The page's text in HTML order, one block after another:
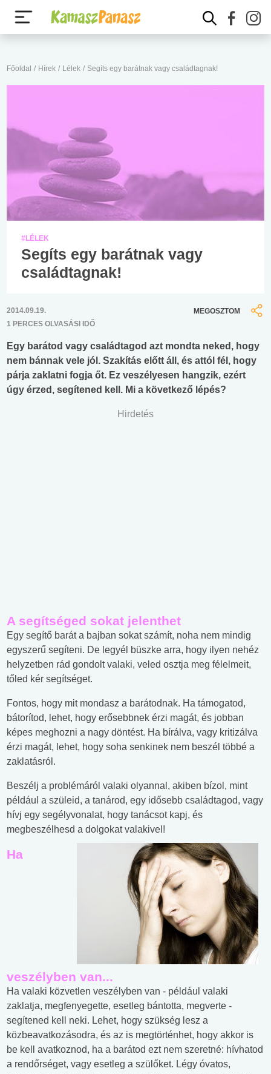
Főoldal / Hírek / Lélek / Segíts egy barátnak vagy családtagnak!
#LÉLEK
Segíts egy barátnak vagy
családtagnak!
2014.09.19.
1 PERCES OLVASÁSI IDŐ
MEGOSZTOM
Egy barátod vagy családtagod azt mondta neked, hogy
nem bánnak vele jól. Szakítás előtt áll, és attól fél, hogy
párja zaklatni fogja őt. Ez veszélyesen hangzik, ezért
úgy érzed, segítened kell. Mi a következő lépés?
Hirdetés
A segítséged sokat jelenthet
Egy segítő barát a bajban sokat számít, noha nem mindig
egyszerű segíteni. De legyél büszke arra, hogy ilyen nehéz
helyzetben rád gondolt valaki, veled osztja meg félelmeit,
tőled kér segítséget.
Fontos, hogy mit mondasz a barátodnak. Ha támogatod,
bátorítod, lehet, hogy erősebbnek érzi magát, és jobban
képes meghozni a nagy döntést. Ha bírálva, vagy kritizálva
érzi magát, lehet, hogy soha senkinek nem beszél többé a
zaklatásról.
Beszélj a problémáról valaki olyannal, akiben bízol, mint
például a szüleid, a tanárod, egy idősebb családtagod, vagy
hívj egy segélyvonalat, hogy tanácsot kapj, és
megbeszélhesd a dolgokat valakivel!
Ha
veszélyben van...
Ha valaki közvetlen veszélyben van - például valaki
zaklatja, megfenyegette, esetleg bántotta, megverte -
segítened kell neki. Lehet, hogy szükség lesz a
közbeavatkozásodra, és az is megtörténhet, hogy akkor is
be kell avatkoznod, ha a barátod ezt nem szeretné: hívhatod
a rendőrséget, vagy esetleg a szülőket. Légy óvatos,